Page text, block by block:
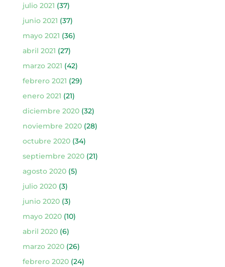
julio 2021 (37)
junio 2021 (37)
mayo 2021 (36)
abril 2021 (27)
marzo 2021 (42)
febrero 2021 (29)
enero 2021 (21)
diciembre 2020(32)
noviembre 2020(28)
octubre 2020(34)
septiembre 2020(21)
agosto 2020(5)
julio 2020(3)
junio 2020(3)
mayo 2020(10)
abril 2020(6)
marzo 2020(26)
febrero 2020(24)